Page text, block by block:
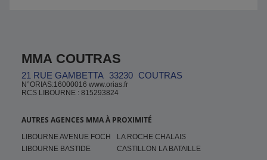
MMA COUTRAS
21 RUE GAMBETTA 33230 COUTRAS
N°ORIAS:16000016 www.orias.fr
RCS LIBOURNE : 815293824
AUTRES AGENCES MMA À PROXIMITÉ
LIBOURNE AVENUE FOCH
LA ROCHE CHALAIS
LIBOURNE BASTIDE
CASTILLON LA BATAILLE